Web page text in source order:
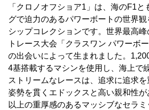
「クロノオフショア1」は、海のF1
グで迫力のあるパワーボートの世界
シップコレクションです。世界最高
トレース大会「クラスワン パワーボ
の出会いによって生まれました。
4基搭載するマシンを使用し、海上で
ストリームなレースは、追求に追求
姿勢を貫くエドックスと高い親和性
以上の重厚感のあるマッシブなセラ